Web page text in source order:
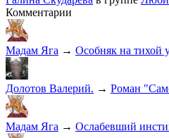
Комментарии
Мадам Яга → Особняк на тихой
Долотов Валерий. → Роман
Мадам Яга → Ослабевший